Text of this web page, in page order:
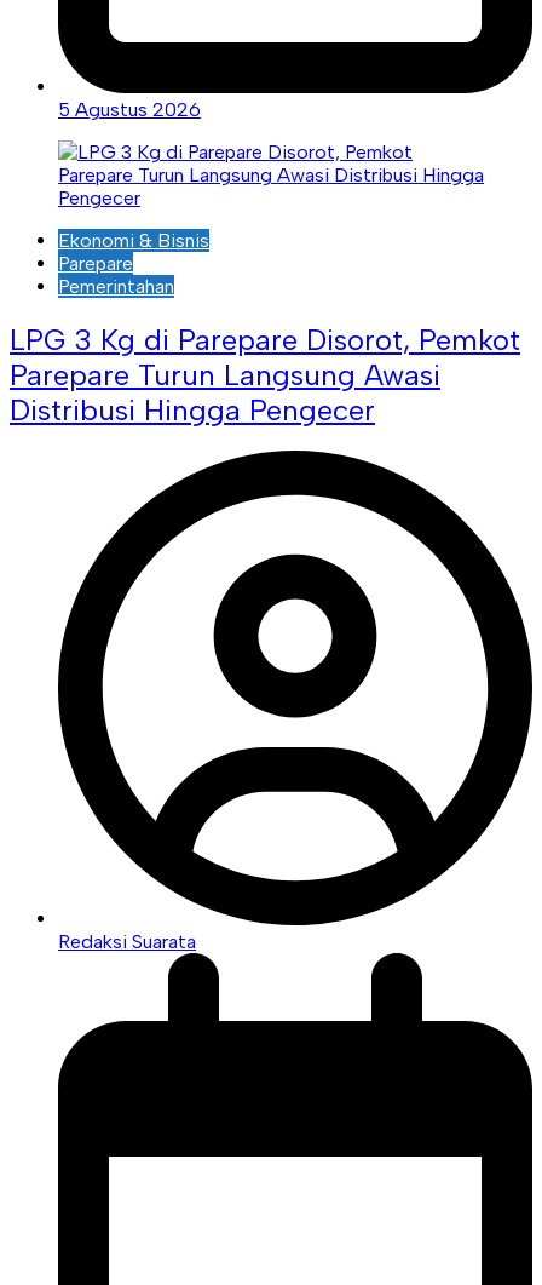
5 Agustus 2026
Ekonomi & Bisnis
Parepare
Pemerintahan
LPG 3 Kg di Parepare Disorot, Pemkot
Parepare Turun Langsung Awasi
Distribusi Hingga Pengecer
Redaksi Suarata